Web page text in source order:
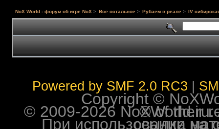
NoX World - форум об игре NoX> Всё остальное > Рубаем в реале > IV
Powered by SMF 2.0 RC3
Copyright ©
© 2009-2026 NoXWorld.ru. All
При использовании